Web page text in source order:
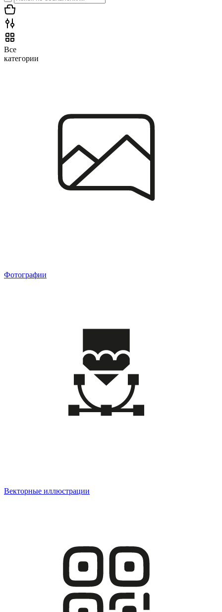
Все
категории
Фотографии
Векторные иллюстрации